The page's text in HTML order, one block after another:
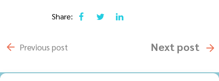
Share:
Previous post Next post